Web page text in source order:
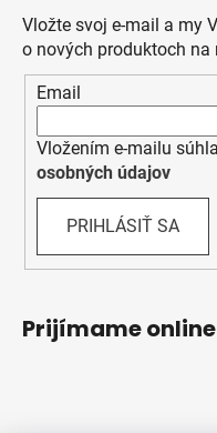
Vložte svoj e-mail a my
o nových produktoch na
Email
Vložením e-mailu
osobných údajov
PRIHLÁSIŤ SA
Prijímame